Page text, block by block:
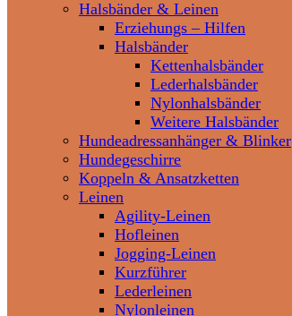
Halsbänder & Leinen
Erziehungs – Hilfen
Halsbänder
Kettenhalsbänder
Lederhalsbänder
Nylonhalsbänder
Weitere Halsbänder
Hundeadressanhänger & Blinker
Hundegeschirre
Koppeln & Ansatzketten
Leinen
Agility-Leinen
Hofleinen
Jogging-Leinen
Kurzführer
Lederleinen
Nylonleinen